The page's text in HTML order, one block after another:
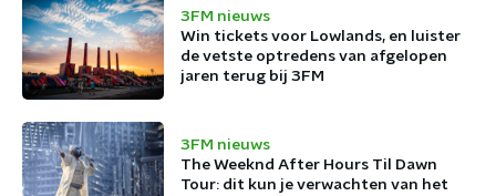
3FM nieuws
Win tickets voor Lowlands, en luister
de vetste optredens van afgelopen
jaren terug bij 3FM
3FM nieuws
The Weeknd After Hours Til Dawn
Tour: dit kun je verwachten van het